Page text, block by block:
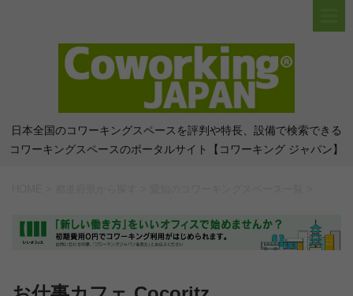
日本全国のコワーキングスペースを評判や特長、設備で検索できる
コワーキングスペースのポータルサイト【コワーキング ジャパン】